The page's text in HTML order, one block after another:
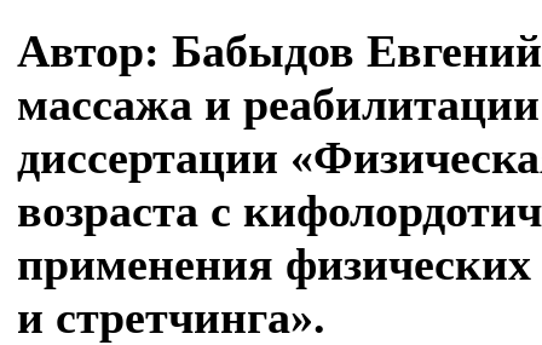
Автор: Бабыдов
массажа и
диссертации
возраста с
применения
и стретчинга».